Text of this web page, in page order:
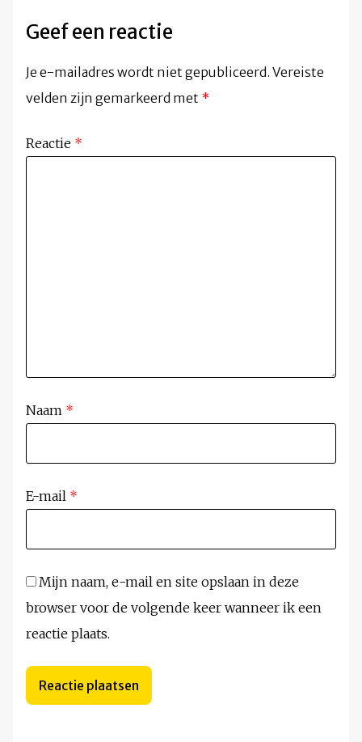
Geef een reactie
Je e-mailadres wordt niet gepubliceerd. Vereiste
velden zijn gemarkeerd met *
Reactie *
Naam *
E-mail *
Mijn naam, e-mail en site opslaan in deze
browser voor de volgende keer wanneer ik een
reactie plaats.